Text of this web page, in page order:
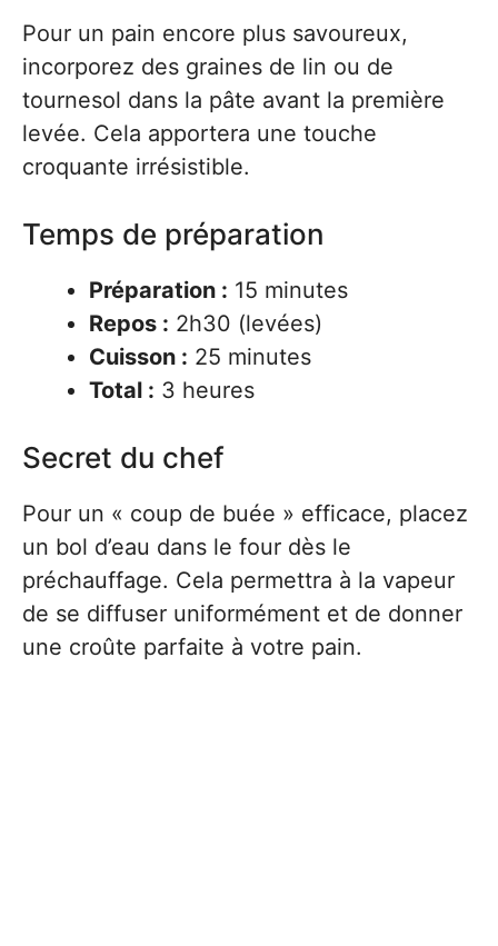
Pour un pain encore plus savoureux,
incorporez des graines de lin ou de
tournesol dans la pâte avant la première
levée. Cela apportera une touche
croquante irrésistible.
Temps de préparation
Préparation : 15 minutes
Repos : 2h30 (levées)
Cuisson : 25 minutes
Total : 3 heures
Secret du chef
Pour un « coup de buée » efficace, placez
un bol d’eau dans le four dès le
préchauffage. Cela permettra à la vapeur
de se diffuser uniformément et de donner
une croûte parfaite à votre pain.